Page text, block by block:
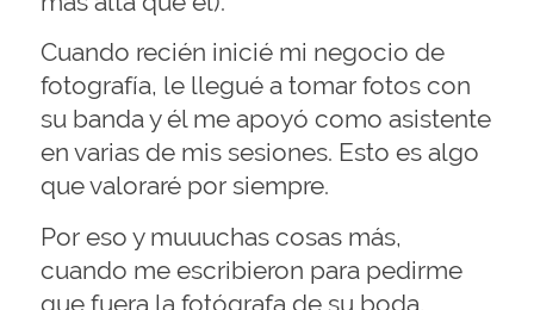
Cuando recién inicié mi negocio de
fotografía, le llegué a tomar fotos con
su banda y él me apoyó como asistente
en varias de mis sesiones. Esto es algo
que valoraré por siempre.
Por eso y muuuchas cosas más,
cuando me escribieron para pedirme
que fuera la fotógrafa de su boda,